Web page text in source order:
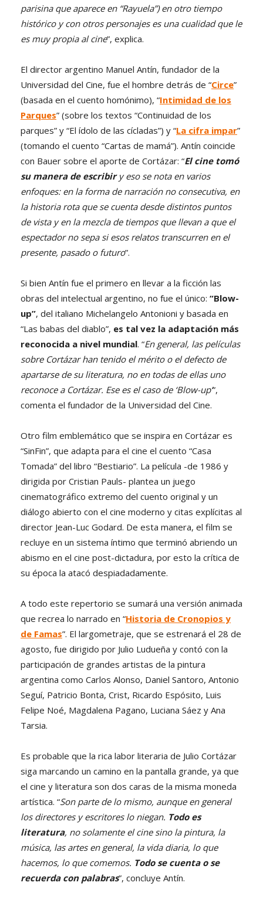
parisina que aparece en “Rayuela”) en otro tiempo
histórico y con otros personajes es una cualidad que le
es muy propia al cine”, explica.
El director argentino Manuel Antín, fundador de la
Universidad del Cine, fue el hombre detrás de “Circe”
(basada en el cuento homónimo), “Intimidad de los
Parques” (sobre los textos “Continuidad de los
parques” y “El ídolo de las cícladas”) y “La cifra impar”
(tomando el cuento “Cartas de mamá”). Antín coincide
con Bauer sobre el aporte de Cortázar: “El cine tomó
su manera de escribiry eso se nota en varios
enfoques: en la forma de narración no consecutiva, en
la historia rota que se cuenta desde distintos puntos
de vista y en la mezcla de tiempos que llevan a que el
espectador no sepa si esos relatos transcurren en el
presente, pasado o futuro”.
Si bien Antín fue el primero en llevar a la ficción las
obras del intelectual argentino, no fue el único: “Blow-
up”, del italiano Michelangelo Antonioni y basada en
“Las babas del diablo”, es tal vez la adaptación más
reconocida a nivel mundial. “En general, las películas
sobre Cortázar han tenido el mérito o el defecto de
apartarse de su literatura, no en todas de ellas uno
reconoce a Cortázar. Ese es el caso de ‘Blow-up’”,
comenta el fundador de la Universidad del Cine.
Otro film emblemático que se inspira en Cortázar es
“SinFin”, que adapta para el cine el cuento “Casa
Tomada” del libro “Bestiario”. La película -de 1986 y
dirigida por Cristian Pauls- plantea un juego
cinematográfico extremo del cuento original y un
diálogo abierto con el cine moderno y citas explícitas al
director Jean-Luc Godard. De esta manera, el film se
recluye en un sistema íntimo que terminó abriendo un
abismo en el cine post-dictadura, por esto la crítica de
su época la atacó despiadadamente.
A todo este repertorio se sumará una versión animada
que recrea lo narrado en “Historia de Cronopios y
de Famas”. El largometraje, que se estrenará el 28 de
agosto, fue dirigido por Julio Ludueña y contó con la
participación de grandes artistas de la pintura
argentina como Carlos Alonso, Daniel Santoro, Antonio
Seguí, Patricio Bonta, Crist, Ricardo Espósito, Luis
Felipe Noé, Magdalena Pagano, Luciana Sáez y Ana
Tarsia.
Es probable que la rica labor literaria de Julio Cortázar
siga marcando un camino en la pantalla grande, ya que
el cine y literatura son dos caras de la misma moneda
artística. “Son parte de lo mismo, aunque en general
los directores y escritores lo niegan. Todo es
literatura, no solamente el cine sino la pintura, la
música, las artes en general, la vida diaria, lo que
hacemos, lo que comemos. Todo se cuenta o se
recuerda con palabras”, concluye Antín.